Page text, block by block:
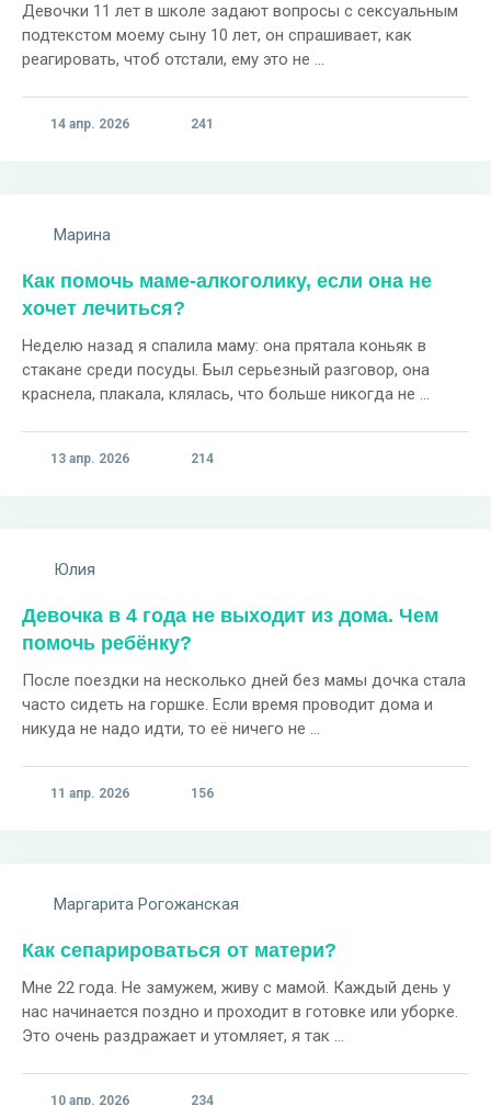
Девочки 11 лет в школе задают вопросы с сексуальным
подтекстом моему сыну 10 лет, он спрашивает, как
реагировать, чтоб отстали, ему это не ...
14 апр. 2026 241
Марина
Как помочь маме-алкоголику, если она не
хочет лечиться?
Неделю назад я спалила маму: она прятала коньяк в
стакане среди посуды. Был серьезный разговор, она
краснела, плакала, клялась, что больше никогда не ...
13 апр. 2026 214
Юлия
Девочка в 4 года не выходит из дома. Чем
помочь ребёнку?
После поездки на несколько дней без мамы дочка стала
часто сидеть на горшке. Если время проводит дома и
никуда не надо идти, то её ничего не ...
11 апр. 2026 156
Маргарита Рогожанская
Как сепарироваться от матери?
Мне 22 года. Не замужем, живу с мамой. Каждый день у
нас начинается поздно и проходит в готовке или уборке.
Это очень раздражает и утомляет, я так ...
10 апр. 2026 234